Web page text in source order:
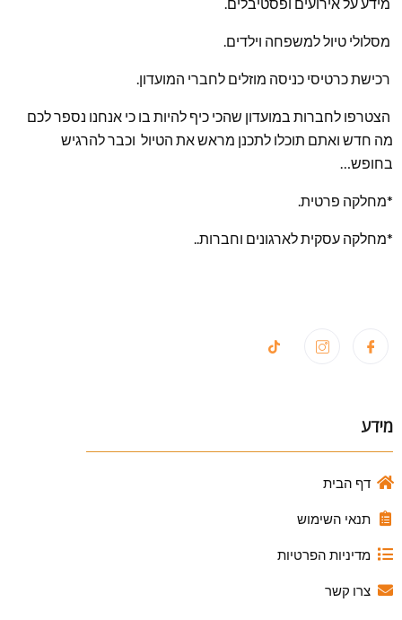
מסלולי טיול למשפחה וילדים.
רכישת כרטיסי כניסה מוזלים לחברי המועדון.
הצטרפו לחברות במועדון שהכי כיף להיות בו כי אנחנו נספר לכם
מה חדש ואתם תוכלו לתכנן מראש את הטיול וכבר להרגיש
בחופש…
*מחלקה פרטית.
*מחלקה עסקית לארגונים וחברות..
מידע
דף הבית
תנאי השימוש
מדיניות הפרטיות
צרו קשר